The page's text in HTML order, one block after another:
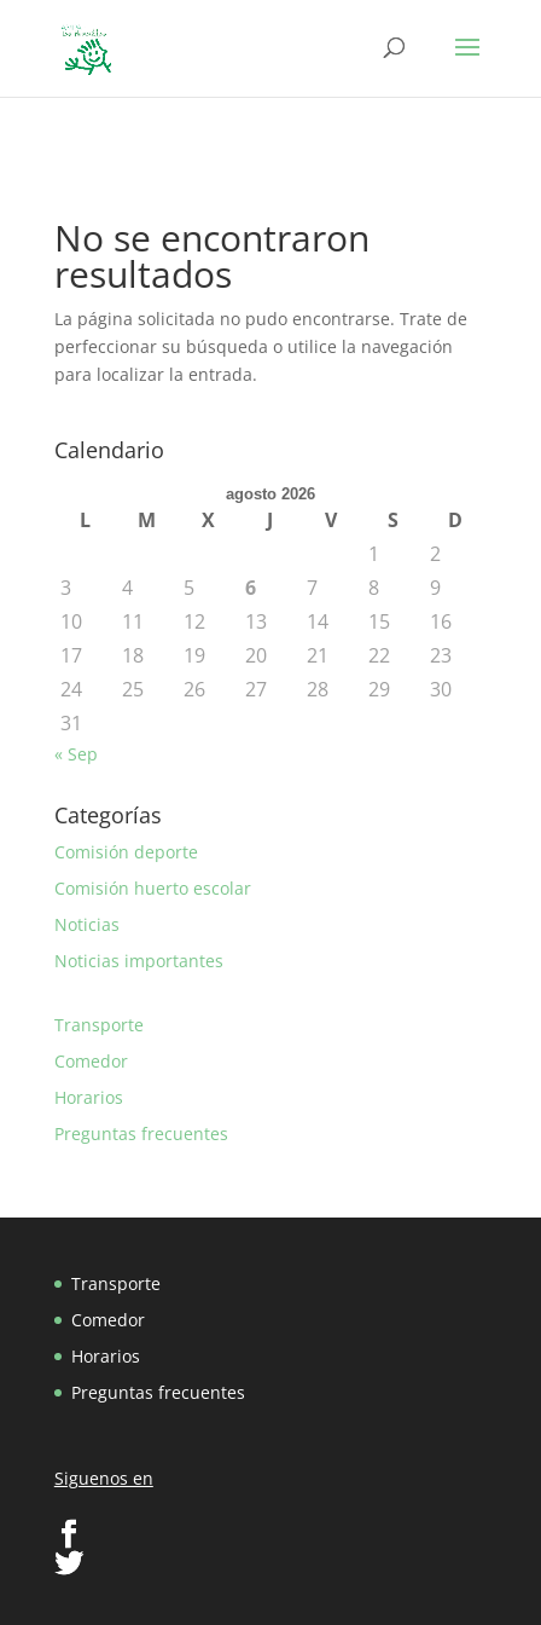
No se encontraron
resultados
La página solicitada no pudo encontrarse. Trate de
perfeccionar su búsqueda o utilice la navegación
para localizar la entrada.
Calendario
agosto 2026
L M X J V S
D
1
2
3
4 5 6 7 8
9
10
11 12 13 14 15
16
17
18 19 20 21 22
23
24
25 26 27 28 29
30
31
« Sep
Categorías
Comisión deporte
Comisión huerto escolar
Noticias
Noticias importantes
Transporte
Comedor
Horarios
Preguntas frecuentes
Transporte
Comedor
Horarios
Preguntas frecuentes
Siguenos en